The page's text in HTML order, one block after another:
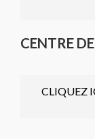
CENTRE
CLIQUEZ